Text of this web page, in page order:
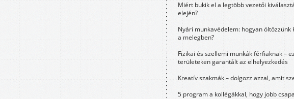
Miért bukik el a legtöbb vezetői
elején?
Nyári munkavédelem: hogyan öltözzünk
a melegben?
Fizikai és szellemi munkák férfiaknak –
területeken garantált az elhelyezkedés
Kreatív szakmák – dolgozz azzal, amit
5 program a kollégákkal, hogy jobb